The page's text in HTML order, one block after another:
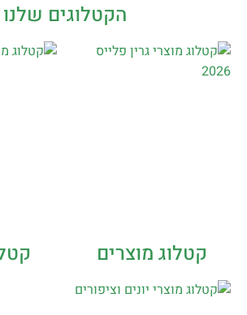
הקטלוגים שלנו
קטלוג מוצרים